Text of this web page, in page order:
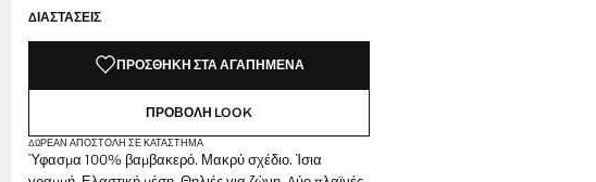
ΔΙΑΣΤΆΣΕΙΣ
ΠΡΟΣΘΉΚΗ ΣΤΑ ΑΓΑΠΗΜΈΝΑ
ΠΡΟΒΟΛΉ LOOK
ΔΩΡΕΆΝ ΑΠΟΣΤΟΛΉ ΣΕ ΚΑΤΆΣΤΗΜΑ
Ύφασμα 100% βαμβακερό. Μακρύ σχέδιο. Ίσια